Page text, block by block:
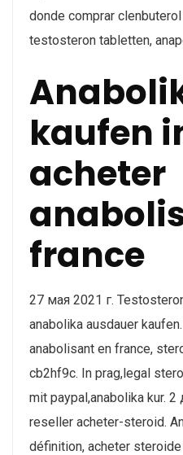
donde comprar clenbuterol
testosteron tabletten,
kaufen
acheter
france
27 мая 2021 г.
anabolika ausdauer
anabolisant en france,
cb2hf9c. In prag,legal
mit paypal,anabolika kur.
reseller acheter-steroid.
définition, acheter